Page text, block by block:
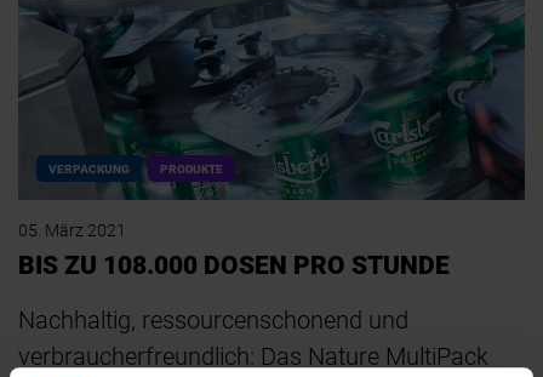
VERPACKUNG PRODUKTE
05. März 2021
BIS ZU 108.000 DOSEN PRO STUNDE
Nachhaltig, ressourcenschonend und
verbraucherfreundlich: Das Nature MultiPack